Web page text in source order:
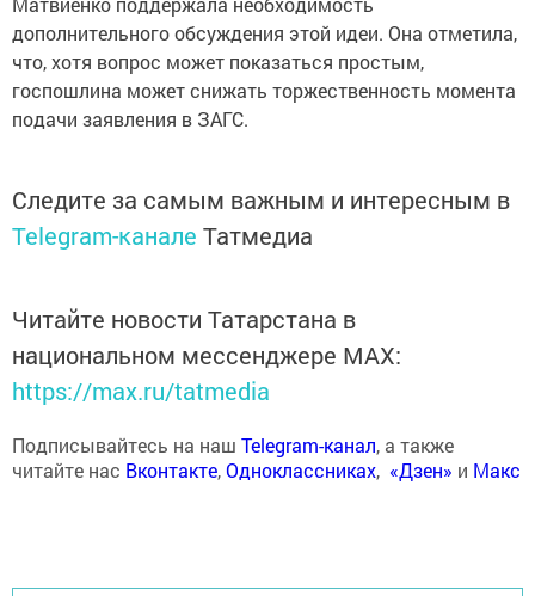
дополнительного обсуждения этой идеи. Она отметила,
что, хотя вопрос может показаться простым,
госпошлина может снижать торжественность момента
подачи заявления в ЗАГС.
Следите за самым важным и интересным в
Telegram-канале Татмедиа
Читайте новости Татарстана в
национальном мессенджере MАХ:
https://max.ru/tatmedia
Подписывайтесь на наш Telegram-канал, а также
читайте нас Вконтакте,Одноклассниках, «Дзен» и Макс